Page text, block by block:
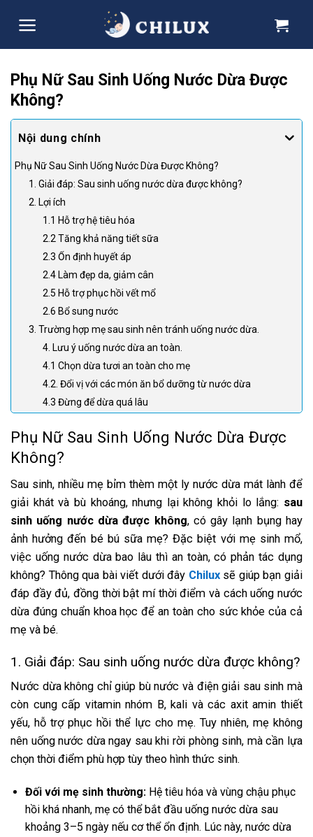
Phụ Nữ Sau Sinh Uống Nước Dừa Được
Không?
Phụ Nữ Sau Sinh Uống Nước Dừa Được Không?
1. Giải đáp: Sau sinh uống nước dừa được không?
2. Lợi ích
1.1 Hỗ trợ hệ tiêu hóa
2.2 Tăng khả năng tiết sữa
2.3 Ổn định huyết áp
2.4 Làm đẹp da, giảm cân
2.5 Hỗ trợ phục hồi vết mổ
2.6 Bổ sung nước
3. Trường hợp mẹ sau sinh nên tránh uống nước dừa.
4. Lưu ý uống nước dừa an toàn.
4.1 Chọn dừa tươi an toàn cho mẹ
4.2. Đổi vị với các món ăn bổ dưỡng từ nước dừa
4.3 Đừng để dừa quá lâu
Phụ Nữ Sau Sinh Uống Nước Dừa Được
Không?
Sau sinh, nhiều mẹ bỉm thèm một ly nước dừa mát lành để
giải khát và bù khoáng, nhưng lại không khỏi lo lắng: sau
sinh uống nước dừa được không, có gây lạnh bụng hay
ảnh hưởng đến bé bú sữa mẹ? Đặc biệt với mẹ sinh mổ,
việc uống nước dừa bao lâu thì an toàn, có phản tác dụng
không? Thông qua bài viết dưới đây Chiluxsẽ giúp bạn giải
đáp đầy đủ, đồng thời bật mí thời điểm và cách uống nước
dừa đúng chuẩn khoa học để an toàn cho sức khỏe của cả
mẹ và bé.
1. Giải đáp: Sau sinh uống nước dừa được không?
Nước dừa không chỉ giúp bù nước và điện giải sau sinh mà
còn cung cấp vitamin nhóm B, kali và các axit amin thiết
yếu, hỗ trợ phục hồi thể lực cho mẹ. Tuy nhiên, mẹ không
nên uống nước dừa ngay sau khi rời phòng sinh, mà cần lựa
chọn thời điểm phù hợp tùy theo hình thức sinh.
Đối với mẹ sinh thường: Hệ tiêu hóa và vùng chậu phục
hồi khá nhanh, mẹ có thể bắt đầu uống nước dừa sau
khoảng 3–5 ngày nếu cơ thể ổn định. Lúc này, nước dừa